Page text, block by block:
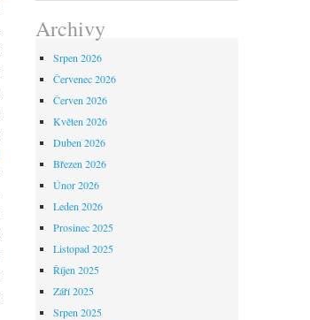
Archivy
Srpen 2026
Červenec 2026
Červen 2026
Květen 2026
Duben 2026
Březen 2026
Únor 2026
Leden 2026
Prosinec 2025
Listopad 2025
Říjen 2025
Září 2025
Srpen 2025